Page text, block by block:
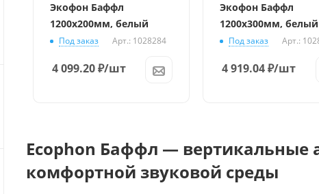
Экофон Баффл
1200х200мм, белый
Под заказ Арт.: 1028284
4 099.20₽/шт
Экофон Баффл
1200x300мм, белый
Под заказ Арт.:
4 919.04₽/шт
Ecophon Баффл — вертикальные
комфортной звуковой среды